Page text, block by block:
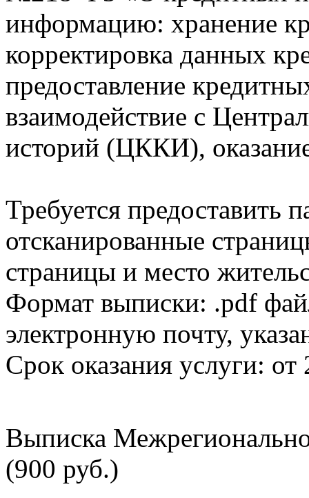
информацию: хранение
корректировка данных
предоставление
взаимодействие с
историй (ЦККИ),
Требуется предоставить
отсканированные
страницы и место
Формат выписки: .pdf
электронную почту,
Срок оказания услуги: от
Выписка
(900 руб.)